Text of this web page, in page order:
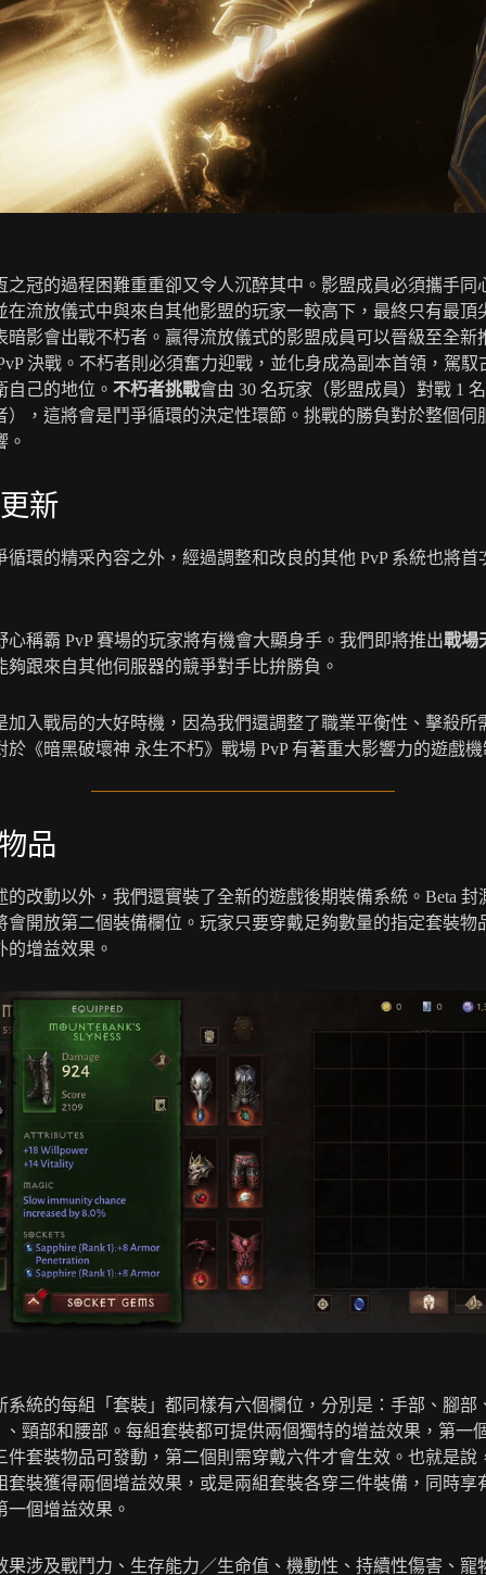
之冠的過程困難重重卻又令人沉醉其中。影盟成員必須攜手同
在流放儀式中與來自其他影盟的玩家一較高下，最終只有最頂
暗影會出戰不朽者。贏得流放儀式的影盟成員可以晉級至全新
決戰。不朽者則必須奮力迎戰，並化身成為副本首領，駕馭
自己的地位。 不朽者挑戰會由 30 名玩家（影盟成員）對戰 1
），這將會是鬥爭循環的決定性環節。挑戰的勝負對於整個伺
。
新
循環的精采內容之外，經過調整和改良的其他 PvP 系統也將首
心稱霸 PvP 賽場的玩家將有機會大顯身手。我們即將推出戰場
夠跟來自其他伺服器的競爭對手比拚勝負。
加入戰局的大好時機，因為我們還調整了職業平衡性、擊殺所
於《暗黑破壞神 永生不朽》戰場 PvP 有著重大影響力的遊戲
品
的改動以外，我們還實裝了全新的遊戲後期裝備系統。Beta 封
會開放第二個裝備欄位。玩家只要穿戴足夠數量的指定套裝物
的增益效果。
系統的每組「套裝」都同樣有六個欄位，分別是：手部、腳部
、頸部和腰部。每組套裝都可提供兩個獨特的增益效果，第一
件套裝物品可發動，第二個則需穿戴六件才會生效。也就是說
套裝獲得兩個增益效果，或是兩組套裝各穿三件裝備，同時享
一個增益效果。
果涉及戰鬥力、生存能力／生命值、機動性、持續性傷害、寵